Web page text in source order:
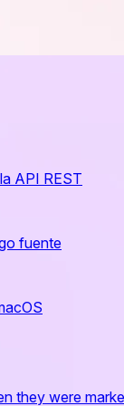
API REST
fuente
they were